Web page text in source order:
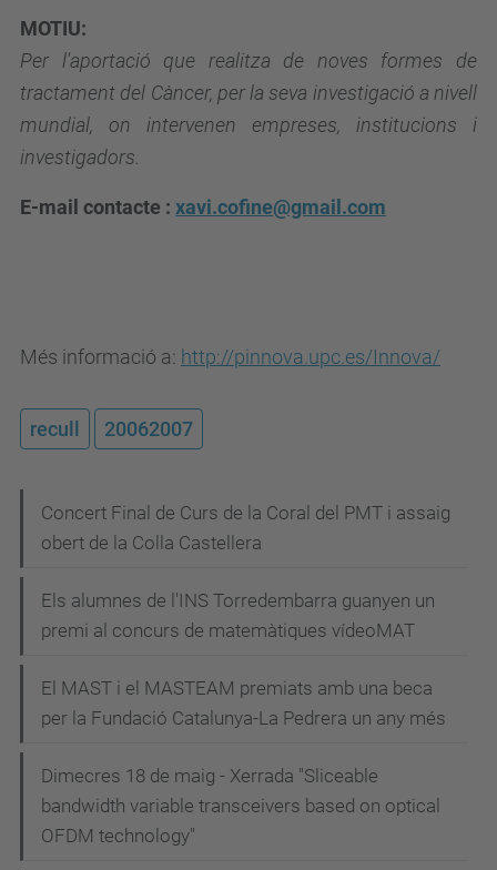
MOTIU:
Per l'aportació que realitza de noves formes de
tractament del Càncer, per la seva investigació a nivell
mundial, on intervenen empreses, institucions i
investigadors.
E-mail contacte : xavi.cofine@gmail.com
Més informació a: http://pinnova.upc.es/Innova/
recull 20062007
g
c
Concert Final de Curs de la Coral del PMT i assaig
obert de la Colla Castellera
Els alumnes de l'INS Torredembarra guanyen un
premi al concurs de matemàtiques vídeoMAT
El MAST i el MASTEAM premiats amb una beca
per la Fundació Catalunya-La Pedrera un any més
Dimecres 18 de maig - Xerrada "Sliceable
bandwidth variable transceivers based on optical
OFDM technology"